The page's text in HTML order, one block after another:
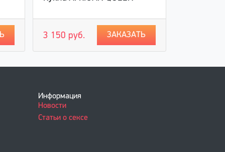
3 150 руб. ЗАКАЗАТЬ
Информация
Новости
Статьи о сексе